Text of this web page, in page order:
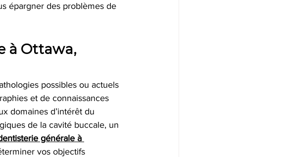
épargner des problèmes de
à Ottawa,
possibles ou actuels
et de connaissances
domaines d’intérêt du
de la cavité buccale, un
générale à
vos objectifs